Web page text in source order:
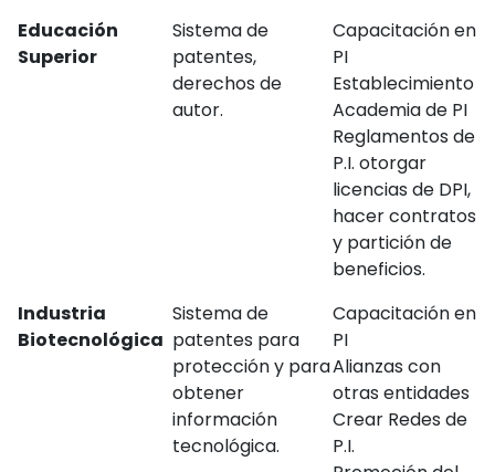
Educación
Superior
Sistema de
patentes,
derechos de
autor.
Capacitación en
PI
Establecimiento
Academia de PI
Reglamentos de
P.I. otorgar
licencias de DPI,
hacer contratos
y partición de
beneficios.
Industria
Biotecnológica
Sistema de
patentes para
protección y para
obtener
información
tecnológica.
Capacitación en
PI
Alianzas con
otras entidades
Crear Redes de
P.I.